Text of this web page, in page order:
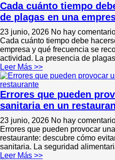
Cada cuánto tiempo
de plagas en una
23 junio, 2026 No hay
Cada cuánto tiempo debe
empresa y qué frecuencia se
actividad. La presencia de
Leer Más >>
Errores que pueden
sanitaria en un
23 junio, 2026 No hay
Errores que pueden provocar
restaurante: descubre cómo
sanitaria. La seguridad
Leer Más >>